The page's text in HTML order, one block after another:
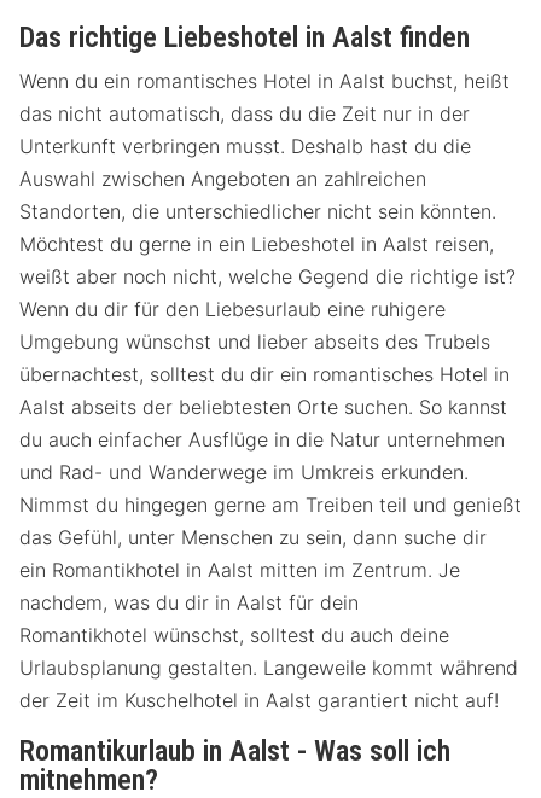
Das richtige Liebeshotel in Aalst finden
Wenn du ein romantisches Hotel in Aalst buchst, heißt
das nicht automatisch, dass du die Zeit nur in der
Unterkunft verbringen musst. Deshalb hast du die
Auswahl zwischen Angeboten an zahlreichen
Standorten, die unterschiedlicher nicht sein könnten.
Möchtest du gerne in ein Liebeshotel in Aalst reisen,
weißt aber noch nicht, welche Gegend die richtige ist?
Wenn du dir für den Liebesurlaub eine ruhigere
Umgebung wünschst und lieber abseits des Trubels
übernachtest, solltest du dir ein romantisches Hotel in
Aalst abseits der beliebtesten Orte suchen. So kannst
du auch einfacher Ausflüge in die Natur unternehmen
und Rad- und Wanderwege im Umkreis erkunden.
Nimmst du hingegen gerne am Treiben teil und genießt
das Gefühl, unter Menschen zu sein, dann suche dir
ein Romantikhotel in Aalst mitten im Zentrum. Je
nachdem, was du dir in Aalst für dein
Romantikhotel wünschst, solltest du auch deine
Urlaubsplanung gestalten. Langeweile kommt während
der Zeit im Kuschelhotel in Aalst garantiert nicht auf!
Romantikurlaub in Aalst - Was soll ich
mitnehmen?